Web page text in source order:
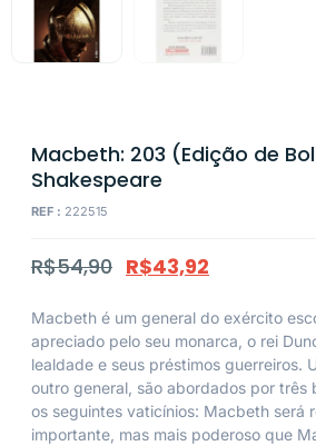
Macbeth: 203 (Edição de
Shakespeare
REF : 222515
R$54,90 R$43,92
Macbeth é um general do exército
apreciado pelo seu monarca, o rei
lealdade e seus préstimos guerreiros.
outro general, são abordados por três
os seguintes vaticínios: Macbeth será
importante, mas mais poderoso que